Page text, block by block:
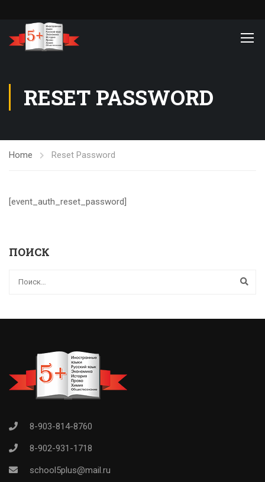
RESET PASSWORD
Home Reset Password
[event_auth_reset_password]
ПОИСК
8-903-814-8760
8-902-931-1718
school5plus@mail.ru